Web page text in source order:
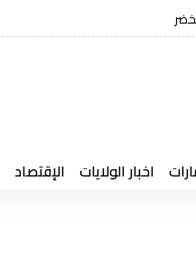
لن تنسى أبدًا تضحيات أبنائها
اخبار الولايات الإقتصاد